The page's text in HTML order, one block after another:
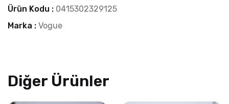
Ürün Kodu : 0415302329125
Marka : Vogue
Diğer Ürünler